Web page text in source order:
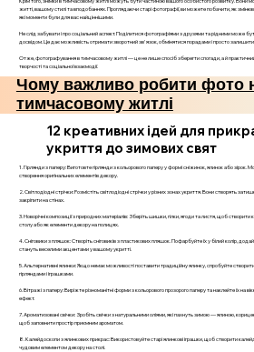
житті, вашому стилі та вподобаннях. Проглядаючи старі фотографії, ви можете побачити, як
які моменти були для вас найціннішими.
Не слід забувати і про соціальний аспект. Поділитися фотографіями з друзями та рідними може
досвідом. Це дає можливість отримати зворотний зв'язок, обмінятися порадами і просто залишити
Отже, фотографування в тимчасовому житлі — це не лише спосіб зберегти спогади, а й
творчості та соціальної взаємодії.
Чому важливо робити фото
тимчасовому житлі
12 креативних ідей для
укриття до зимових свят
1. Гірлянди з паперу: Виготовте гірлянди з кольорового паперу у формі сніжинок, ялинок або
створення оригінальних елементів декору.
2. Світлодіодні стрічки: Розмістіть світлодіодні стрічки у різних зонах укриття. Вони створять
закріпити на стінах.
3. Новорічні композиції з природних матеріалів: Зберіть шишки, гілки, ягоди та листя, щоб створити
столу або як елементи декору на полицях.
4. Сніговики з пляшок: Створіть сніговиків з пластикових пляшок. Пофарбуйте їх у білий колір,
стануть веселими акцентами у вашому укритті.
5. Альтернативні ялинки: Якщо немає можливості поставити традиційну ялинку, спробуйте
гірляндами і іграшками.
6. Вітражі з паперу: Виріжте різноманітні форми з кольорового прозорого паперу та наклейте їх на
ефект.
7. Ароматизовані свічки: Зробіть свічки з натуральними оліями, які пахнуть зимою — ялиною,
щоб заповнити простір приємним ароматом.
8. Калейдоскопи з ялинкових прикрас: Використовуйте старі ялинкові іграшки, щоб створити
чудовим елементом декору на столі.